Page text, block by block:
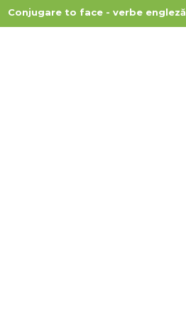
Conjugare to face - verbe engleză